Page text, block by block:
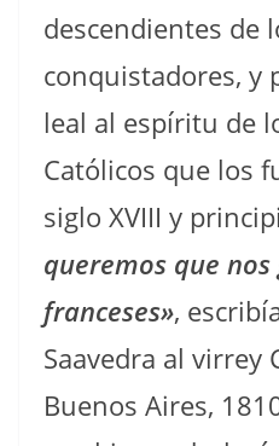
descendientes de
conquistadores, y
leal al espíritu de
Católicos que los
siglo XVIII y
queremos que
franceses»,
Saavedra al virrey
Buenos Aires,